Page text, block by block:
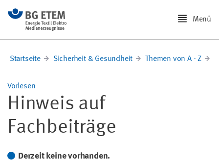
Menü
Startseite Sicherheit & Gesundheit Themen von A - Z
Vorlesen
Hinweis auf
Fachbeiträge
Derzeit keine vorhanden.